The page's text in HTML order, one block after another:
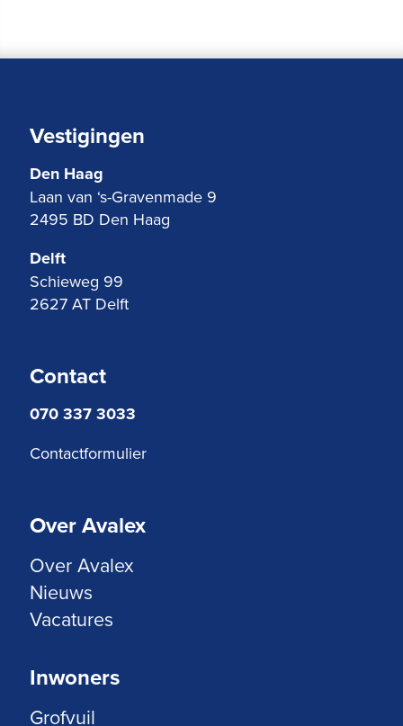
Vestigingen
Den Haag
Laan van ‘s-Gravenmade 9
2495 BD Den Haag
Delft
Schieweg 99
2627 AT Delft
Contact
070 337 3033
Contactformulier
Over Avalex
Over Avalex
Nieuws
Vacatures
Inwoners
Grofvuil